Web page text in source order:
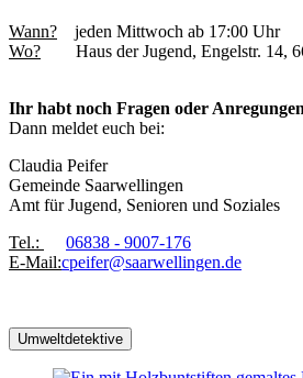
Wann? jeden Mittwoch ab 17:00 Uhr
Wo? Haus der Jugend, Engelstr. 14,
Ihr habt noch Fragen oder
Dann meldet euch bei:
Claudia Peifer
Gemeinde Saarwellingen
Amt für Jugend, Senioren und Soziales
Tel.:
06838 - 9007-176
E-Mail:cpeifer@saarwellingen.de
Umweltdetektive